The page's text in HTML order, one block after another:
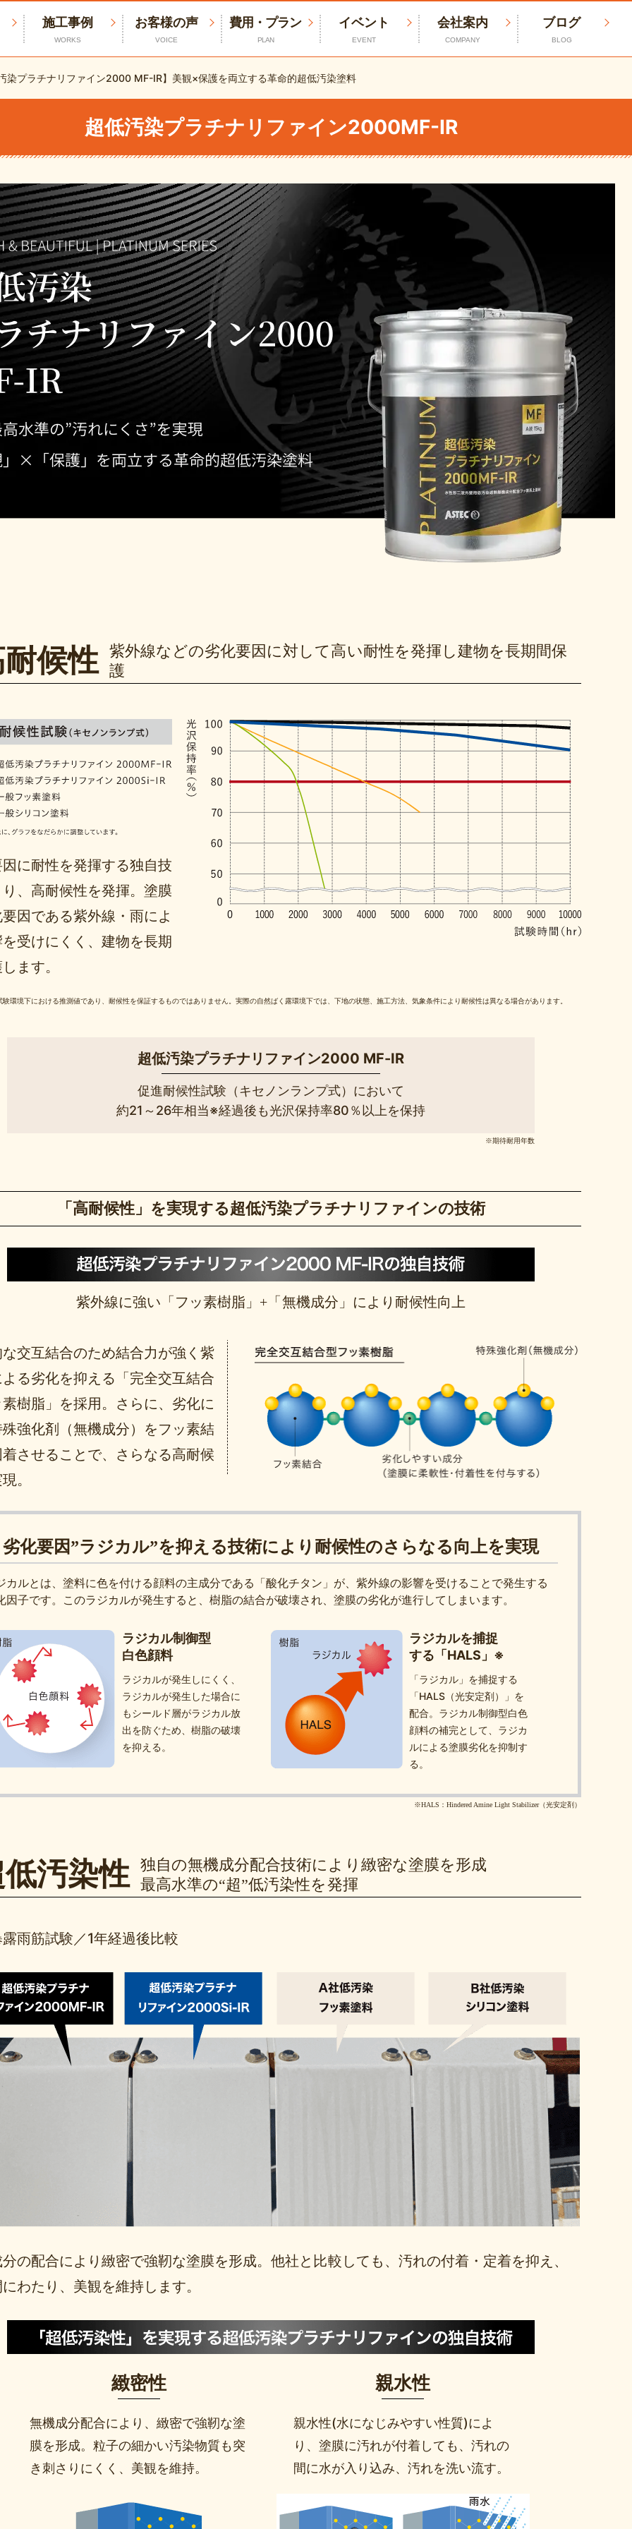
施工事例
WORKS
お客様の声
VOICE
費用・プラン
PLAN
イベント
EVENT
会社案内
COMPANY
ブログ
BLOG
染プラチナリファイン2000 MF-IR】美観×保護を両立する革命的超低汚染塗料
超低汚染プラチナリファイン2000MF-IR
候性 紫外線などの劣化要因に対して高い耐性を発揮し建物を長期間保
護
に耐性を発揮する独自技
、高耐候性を発揮。塗膜
因である紫外線・雨によ
受けにくく、建物を長期
ます。
環境下における推測値であり、耐候性を保証するものではありません。実際の自然ばく露環境下では、下地の状態、施工方法、気象条件により耐候性は異なる場合があります。
超低汚染プラチナリファイン2000 MF-IR
促進耐候性試験（キセノンランプ式）において
約21～26年相当※経過後も光沢保持率80％以上を保持
※期待耐用年数
「高耐候性」を実現する超低汚染プラチナリファインの技術
紫外線に強い「フッ素樹脂」+「無機成分」により耐候性向上
交互結合のため結合力が強く紫
る劣化を抑える「完全交互結合
樹脂」を採用。さらに、劣化に
強化剤（無機成分）をフッ素結
させることで、さらなる高耐候
。
劣化要因”ラジカル”を抑える技術により耐候性のさらなる向上を実現
カルとは、塗料に色を付ける顔料の主成分である「酸化チタン」が、紫外線の影響を受けることで発生する
因子です。このラジカルが発生すると、樹脂の結合が破壊され、塗膜の劣化が進行してしまいます。
ラジカル制御型
白色顔料
ラジカルが発生しにくく、
ラジカルが発生した場合に
もシールド層がラジカル放
出を防ぐため、樹脂の破壊
を抑える。
ラジカルを捕捉
する「HALS」※
「ラジカル」を捕捉する
「HALS（光安定剤）」を
配合。ラジカル制御型白色
顔料の補完として、ラジカ
ルによる塗膜劣化を抑制す
る。
※HALS：Hindered Amine Light Stabilizer（光安定剤）
汚染性 独自の無機成分配合技術により緻密な塗膜を形成
最高水準の“超”低汚染性を発揮
雨筋試験／1年経過後比較
の配合により緻密で強靭な塗膜を形成。他社と比較しても、汚れの付着・定着を抑え、
わたり、美観を維持します。
緻密性
無機成分配合により、緻密で強靭な塗
膜を形成。粒子の細かい汚染物質も突
き刺さりにくく、美観を維持。
親水性
親水性(水になじみやすい性質)によ
り、塗膜に汚れが付着しても、汚れの
間に水が入り込み、汚れを洗い流す。